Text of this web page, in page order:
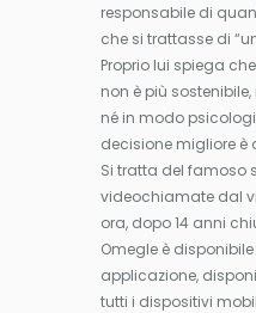
responsabile di
che si trattasse di
Proprio lui spiega
non è più
né in modo
decisione migliore è
Si tratta del famoso
videochiamate dal
ora, dopo 14 anni
Omegle è
applicazione,
tutti i dispositivi